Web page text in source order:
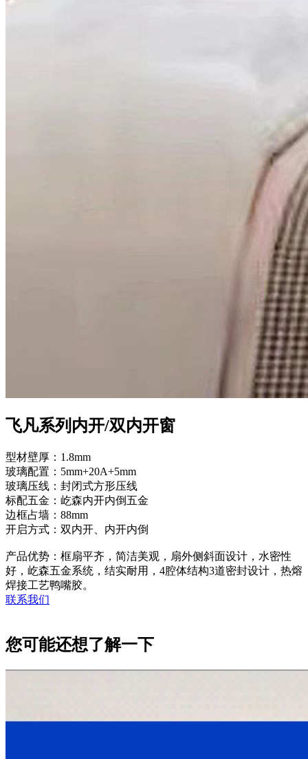
飞凡系列内开/双内开窗
型材壁厚：1.8mm
玻璃配置：5mm+20A+5mm
玻璃压线：封闭式方形压线
标配五金：屹森内开内倒五金
边框占墙：88mm
开启方式：双内开、内开内倒
产品优势：框扇平齐，简洁美观，扇外侧斜面设计，水密性
好，屹森五金系统，结实耐用，4腔体结构3道密封设计，热熔
焊接工艺鸭嘴胶。
联系我们
您可能还想了解一下